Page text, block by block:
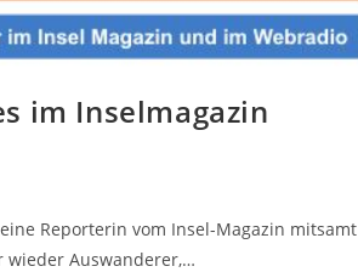
im Inselmagazin
Reporterin vom Insel-Magazin mitsamt
wieder Auswanderer,…